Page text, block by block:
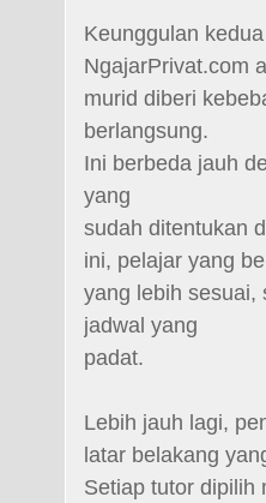
Keunggulan
NgajarPrivat.com
murid diberi
berlangsung.
Ini berbeda jauh
yang
sudah ditentukan
ini, pelajar yang
yang lebih sesuai,
jadwal yang
padat.
Lebih jauh lagi,
latar belakang
Setiap tutor dipilih